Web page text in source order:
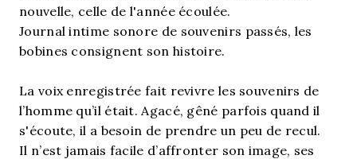
nouvelle, celle de l'année écoulée.
Journal intime sonore de souvenirs passés, les
bobines consignent son histoire.
La voix enregistrée fait revivre les souvenirs de
l’homme qu’il était. Agacé, gêné parfois quand il
s'écoute, il a besoin de prendre un peu de recul.
Il n’est jamais facile d’affronter son image, ses